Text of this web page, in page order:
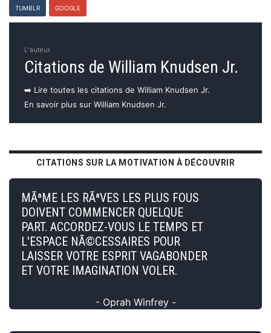
TUMBLR GOOGLE
L'auteur
Citations de William Knudsen Jr.
➡️ Lire toutes les citations de William Knudsen Jr.
En savoir plus sur William Knudsen Jr.
CITATIONS SUR LA MOTIVATION À DÉCOUVRIR
MÃªME LES RÃªVES LES PLUS FOUS
DOIVENT COMMENCER QUELQUE
PART. ACCORDEZ-VOUS LE TEMPS ET
L'ESPACE NÃ©CESSAIRES POUR
LAISSER VOTRE ESPRIT VAGABONDER
ET VOTRE IMAGINATION VOLER.
- Oprah Winfrey -